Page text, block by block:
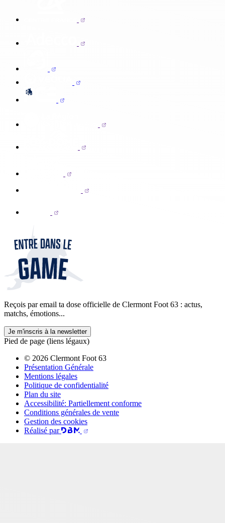
Reçois par email ta dose officielle de Clermont Foot 63 : actus,
matchs, émotions...
Je m'inscris à la newsletter
Pied de page (liens légaux)
© 2026 Clermont Foot 63
Présentation Générale
Mentions légales
Politique de confidentialité
Plan du site
Accessibilité: Partiellement conforme
Conditions générales de vente
Gestion des cookies
Réalisé par